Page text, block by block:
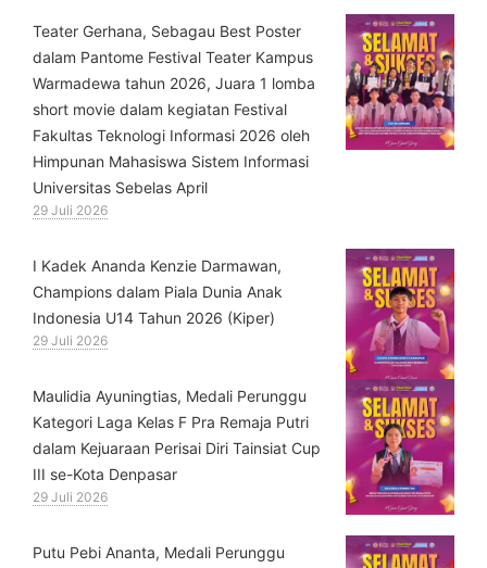
Teater Gerhana, Sebagau Best Poster
dalam Pantome Festival Teater Kampus
Warmadewa tahun 2026, Juara 1 lomba
short movie dalam kegiatan Festival
Fakultas Teknologi Informasi 2026 oleh
Himpunan Mahasiswa Sistem Informasi
Universitas Sebelas April
29 Juli 2026
⁠I Kadek Ananda Kenzie Darmawan,
Champions dalam Piala Dunia Anak
Indonesia U14 Tahun 2026 (Kiper)
29 Juli 2026
⁠Maulidia Ayuningtias, Medali Perunggu
Kategori Laga Kelas F Pra Remaja Putri
dalam Kejuaraan Perisai Diri Tainsiat Cup
III se-Kota Denpasar
29 Juli 2026
Putu Pebi Ananta, Medali Perunggu